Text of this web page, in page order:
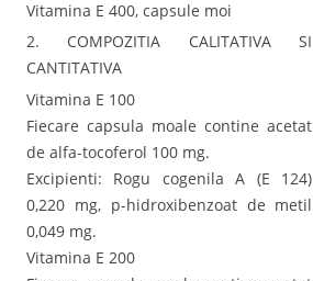
Vitamina E 400, capsule moi
2. COMPOZITIA CALITATIVA SI
CANTITATIVA
Vitamina E 100
Fiecare capsula moale contine acetat
de alfa-tocoferol 100 mg.
Excipienti: Rogu cogenila A (E 124)
0,220 mg, p-hidroxibenzoat de metil
0,049 mg.
Vitamina E 200